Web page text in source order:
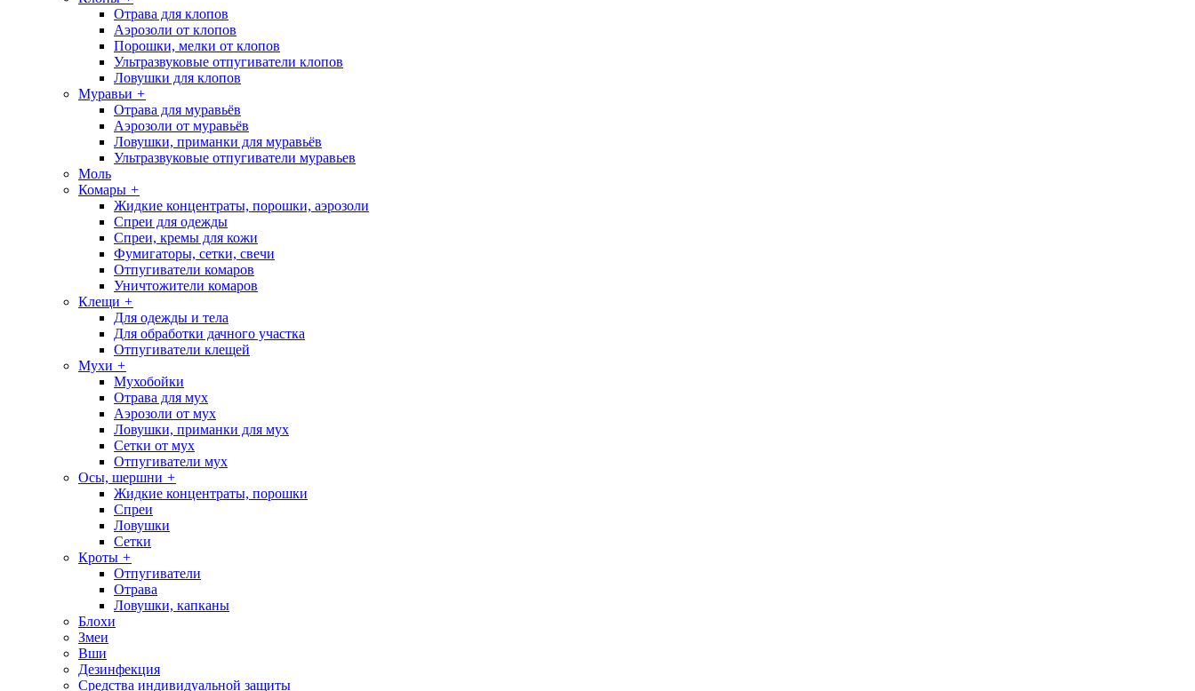
Отрава для клопов
Аэрозоли от клопов
Порошки, мелки от клопов
Ультразвуковые отпугиватели клопов
Ловушки для клопов
Муравьи +
Отрава для муравьёв
Аэрозоли от муравьёв
Ловушки, приманки для муравьёв
Ультразвуковые отпугиватели муравьев
Моль
Комары +
Жидкие концентраты, порошки, аэрозоли
Спреи для одежды
Спреи, кремы для кожи
Фумигаторы, сетки, свечи
Отпугиватели комаров
Уничтожители комаров
Клещи +
Для одежды и тела
Для обработки дачного участка
Отпугиватели клещей
Мухи +
Мухобойки
Отрава для мух
Аэрозоли от мух
Ловушки, приманки для мух
Сетки от мух
Отпугиватели мух
Осы, шершни +
Жидкие концентраты, порошки
Спреи
Ловушки
Сетки
Кроты +
Отпугиватели
Отрава
Ловушки, капканы
Блохи
Змеи
Вши
Дезинфекция
Средства индивидуальной защиты